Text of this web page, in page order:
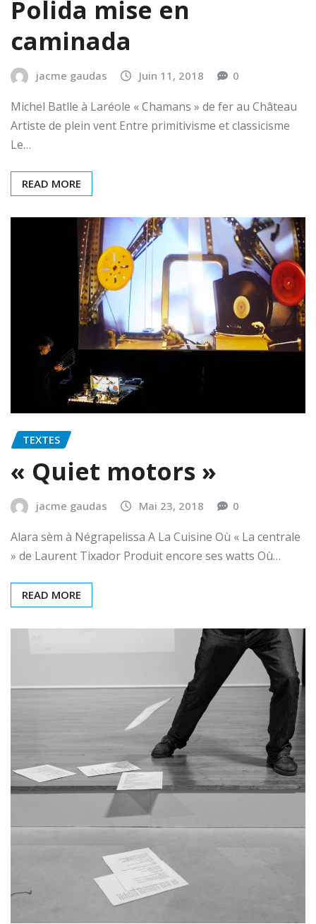
Polida mise en
caminada
jacme gaudas Juin 11, 2018 0
Michel Batlle à Laréole « Chamans » de fer au Château
Artiste de plein vent Entre primitivisme et classicisme
Le…
READ MORE
TEXTES
« Quiet motors »
jacme gaudas Mai 23, 2018 0
Alara sèm à Négrapelissa A La Cuisine Où « La centrale
» de Laurent Tixador Produit encore ses watts Où…
READ MORE